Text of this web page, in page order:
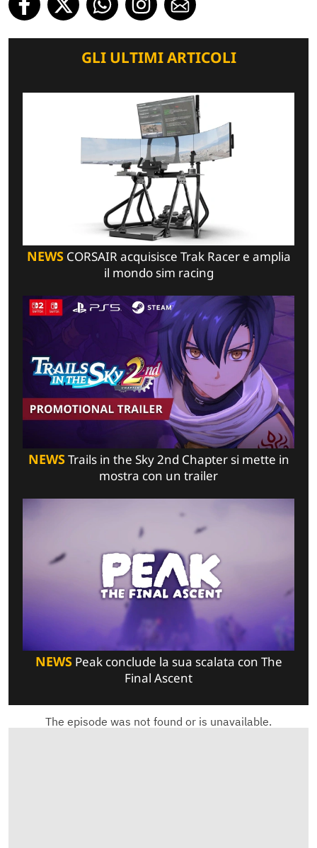
GLI ULTIMI ARTICOLI
NEWSCORSAIR acquisisce Trak Racer e amplia
il mondo sim racing
NEWSTrails in the Sky 2nd Chapter si mette in
mostra con un trailer
NEWSPeak conclude la sua scalata con The
Final Ascent